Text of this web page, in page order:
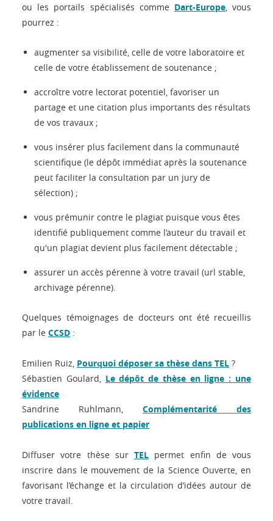
ou les portails spécialisés comme Dart-Europe, vous
pourrez :
augmenter sa visibilité, celle de votre laboratoire et
celle de votre établissement de soutenance ;
accroître votre lectorat potentiel, favoriser un
partage et une citation plus importants des résultats
de vos travaux ;
vous insérer plus facilement dans la communauté
scientifique (le dépôt immédiat après la soutenance
peut faciliter la consultation par un jury de
sélection) ;
vous prémunir contre le plagiat puisque vous êtes
identifié publiquement comme l’auteur du travail et
qu'un plagiat devient plus facilement détectable ;
assurer un accès pérenne à votre travail (url stable,
archivage pérenne).
Quelques témoignages de docteurs ont été recueillis
par le CCSD :
Emilien Ruiz, Pourquoi déposer sa thèse dans TEL ?
Sébastien Goulard, Le dépôt de thèse en ligne : une
évidence
Sandrine Ruhlmann, Complémentarité des
publications en ligne et papier
Diffuser votre thèse sur TEL permet enfin de vous
inscrire dans le mouvement de la Science Ouverte, en
favorisant l’échange et la circulation d’idées autour de
votre travail.